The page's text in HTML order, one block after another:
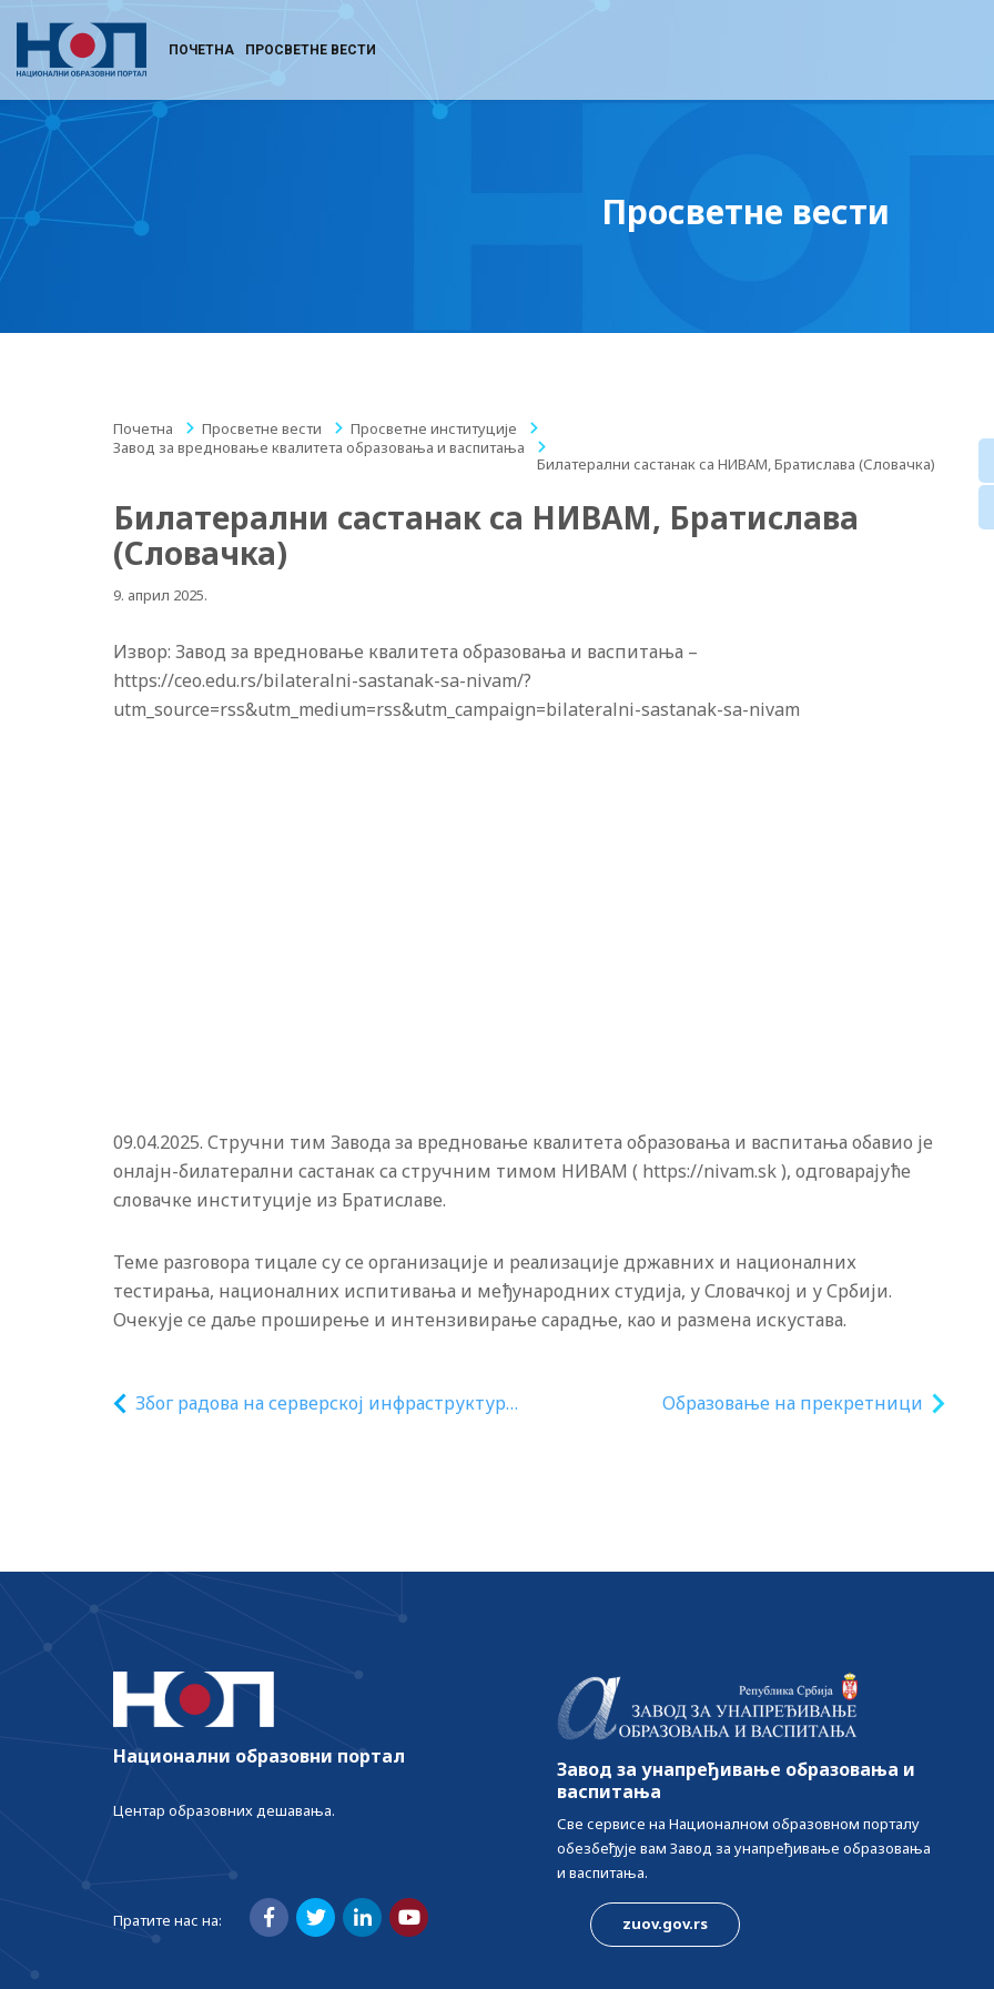
ПОЧЕТНА ПРОСВЕТНЕ ВЕСТИ
Просветне вести
Почетна / Просветне вести / Просветне институције
/
Завод за вредновање квалитета образовања и васпитања
/
Билатерални састaнак са НИВАМ, Братислава (Словачка)
Билатерални састaнак са НИВАМ, Братислава
(Словачка)
9. април 2025.
Извор: Завод за вредновање квалитета образовања и васпитања –
https://ceo.edu.rs/bilateralni-sastanak-sa-nivam/?
utm_source=rss&utm_medium=rss&utm_campaign=bilateralni-sastanak-sa-nivam
09.04.2025. Стручни тим Завода за вредновање квалитета образовања и васпитања обавио је
онлајн-билатерални састанак са стручним тимом НИВАМ ( https://nivam.sk ), одговарајуће
словачке институције из Братиславе.
Теме разговора тицале су се организације и реализације државних и националних
тестирања, националних испитивања и међународних студија, у Словачкој и у Србији.
Очекује се даље проширење и интензивирање сарадње, као и размена искустава.
Због радова на серверској инфраструктури,
Образовање на прекретници
Национални образовни портал
Центар образовних дешавања.
Завод за унапређивање образовања и
васпитања
Све сервисе на Националном образовном порталу
обезбеђује вам Завод за унапређивање образовања
и васпитања.
zuov.gov.rs
Пратите нас на: